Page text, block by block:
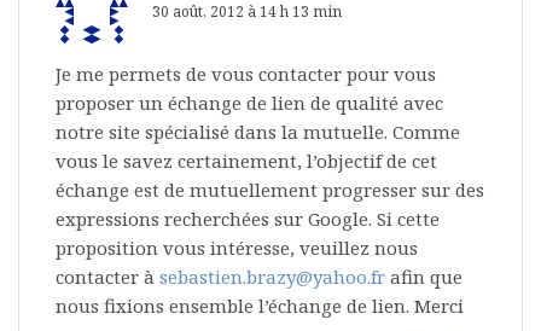
30 août, 2012 à 14 h 13 min
Je me permets de vous contacter pour vous
proposer un échange de lien de qualité avec
notre site spécialisé dans la mutuelle. Comme
vous le savez certainement, l’objectif de cet
échange est de mutuellement progresser sur des
expressions recherchées sur Google. Si cette
proposition vous intéresse, veuillez nous
contacter à sebastien.brazy@yahoo.fr afin que
nous fixions ensemble l’échange de lien. Merci